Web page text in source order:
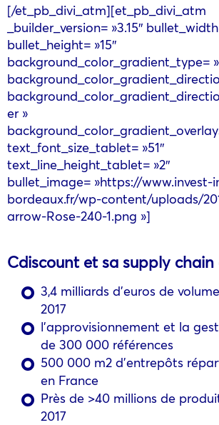
[/et_pb_divi_atm][et_pb_divi_atm
_builder_version= »3.15″
bullet_height= »15″
background_color_gradient_type=
er »
text_font_size_tablet= »51″
text_line_height_tablet= »2″
bullet_image= »https://www.invest-
bordeaux.fr/wp-content/uploads/
arrow-Rose-240-1.png »]
Cdiscount et sa supply chain
3,4 milliards d’euros de
2017
l’approvisionnement et la
de 300 000 références
500 000 m2 d’entrepôts
en France
Près de >40 millions de
2017